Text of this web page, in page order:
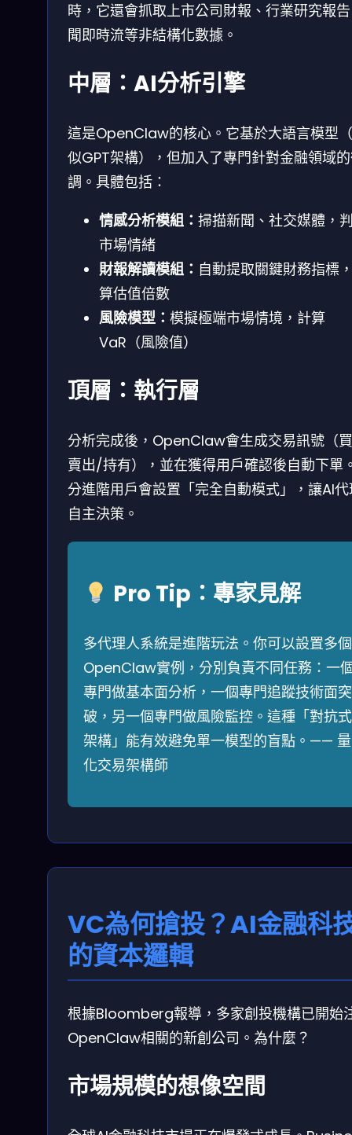
時，它還會抓取上市公司財報、行業研究報
聞即時流等非結構化數據。
中層：AI分析引擎
這是OpenClaw的核心。它基於大語言模型
似GPT架構），但加入了專門針對金融領域
調。具體包括：
情感分析模組： 掃描新聞、社交媒體，
市場情緒
財報解讀模組： 自動提取關鍵財務指標
算估值倍數
風險模型： 模擬極端市場情境，計算
VaR（風險值）
頂層：執行層
分析完成後，OpenClaw會生成交易訊號（
賣出/持有），並在獲得用戶確認後自動下單
分進階用戶會設置「完全自動模式」，讓AI
自主決策。
Pro Tip：專家見解
多代理人系統是進階玩法。你可以設置多個
OpenClaw實例，分別負責不同任務：一
專門做基本面分析，一個專門追蹤技術面突
破，另一個專門做風險監控。這種「對抗式
架構」能有效避免單一模型的盲點。—— 量
化交易架構師
VC為何搶投？AI金融科
的資本邏輯
根據Bloomberg報導，多家創投機構已開始
OpenClaw相關的新創公司。為什麼？
市場規模的想像空間